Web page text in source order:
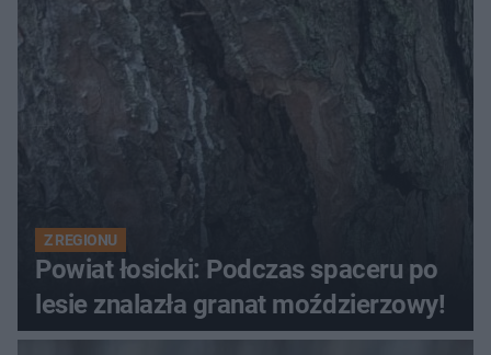
Z REGIONU
Powiat łosicki: Podczas spaceru po
lesie znalazła granat moździerzowy!